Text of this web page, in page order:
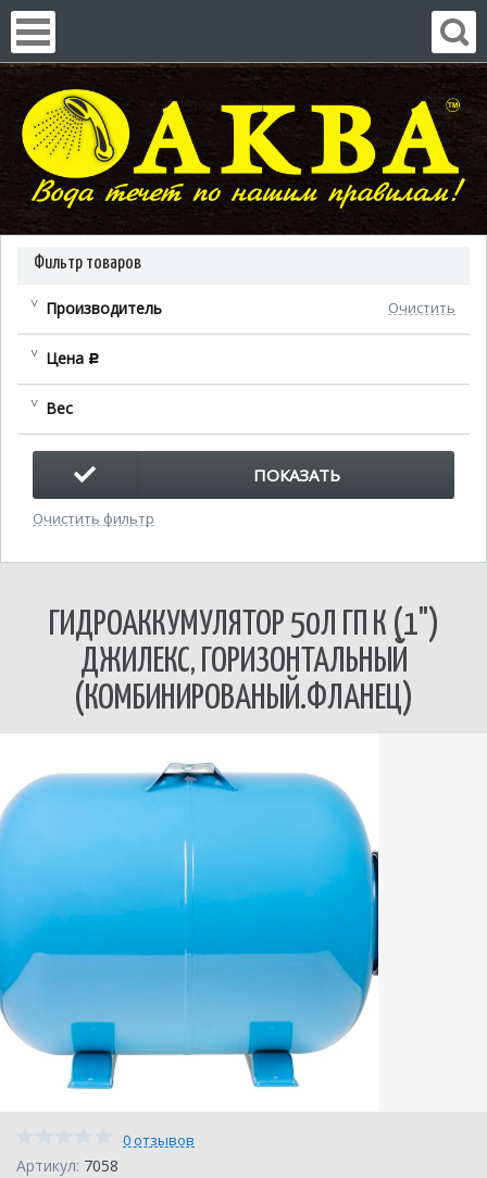
Фильтр товаров
Производитель Очистить
Цена c
Вес
ПОКАЗАТЬ
Очистить фильтр
ГИДРОАККУМУЛЯТОР 50Л ГП К (1")
ДЖИЛЕКС, ГОРИЗОНТАЛЬНЫЙ
(КОМБИНИРОВАНЫЙ.ФЛАНЕЦ)
0 отзывов
Артикул: 7058